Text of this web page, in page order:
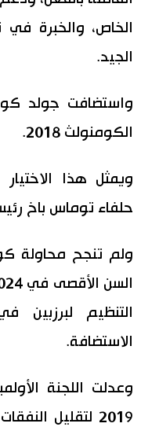
الخاص، والخبرة
الجيد.
واستضافت جولد
الكومنولث 2018.
ويمثل هذا
حلفاء توماس باخ
الاستضافة.
وعدلت اللجنة
2019 لتقليل